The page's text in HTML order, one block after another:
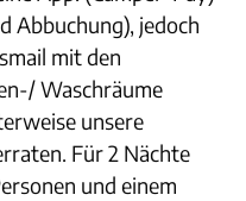
Abbuchung), jedoch
mit den
Waschräume
unsere
Für 2 Nächte
und einem